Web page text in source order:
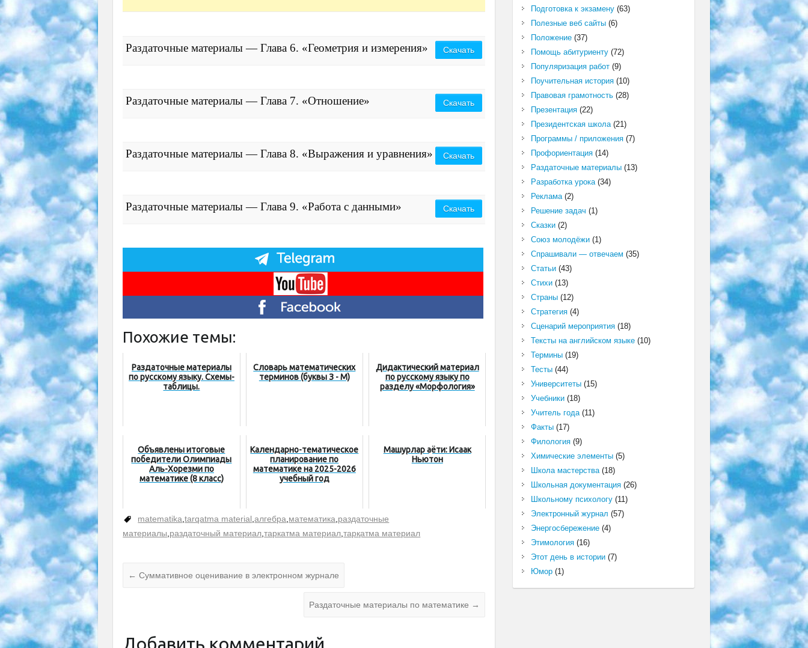
Раздаточные материалы — Глава 6. «Геометрия и измерения» Скачать
Раздаточные материалы — Глава 7. «Отношение» Скачать
Раздаточные материалы — Глава 8. «Выражения и уравнения» Скачать
Раздаточные материалы — Глава 9. «Работа с данными» Скачать
Похожие темы:
Раздаточные материалы
по русскому языку. Схемы-
таблицы.
Словарь математических
терминов (буквы З - М)
Дидактический материал
по русскому языку по
разделу «Морфология»
Объявлены итоговые
победители Олимпиады
Аль-Хорезми по
математике (8 класс)
Календарно-тематическое
планирование по
математике на 2025-2026
учебный год
Машҳурлар ҳаёти: Исаак
Ньютон
matematika,tarqatma material,алгебра,математика,раздаточные
материалы,раздаточный материал,таркатма материал,тарқатма материал
← Суммативное оценивание в электронном журнале
Раздаточные материалы по математике →
Добавить комментарий
Подготовка к экзамену(63)
Полезные веб сайты(6)
Положение(37)
Помощь абитуриенту(72)
Популяризация работ(9)
Поучительная история(10)
Правовая грамотность(28)
Презентация(22)
Президентская школа(21)
Программы / приложения(7)
Профориентация(14)
Раздаточные материалы(13)
Разработка урока(34)
Реклама(2)
Решение задач (1)
Сказки(2)
Союз молодёжи(1)
Спрашивали — отвечаем (35)
Статьи(43)
Стихи(13)
Страны(12)
Стратегия(4)
Сценарий мероприятия(18)
Тексты на английском языке(10)
Термины(19)
Тесты(44)
Университеты(15)
Учебники(18)
Учитель года(11)
Факты(17)
Филология(9)
Химические элементы(5)
Школа мастерства(18)
Школьная документация(26)
Школьному психологу(11)
Электронный журнал (57)
Энергосбережение(4)
Этимология(16)
Этот день в истории(7)
Юмор(1)